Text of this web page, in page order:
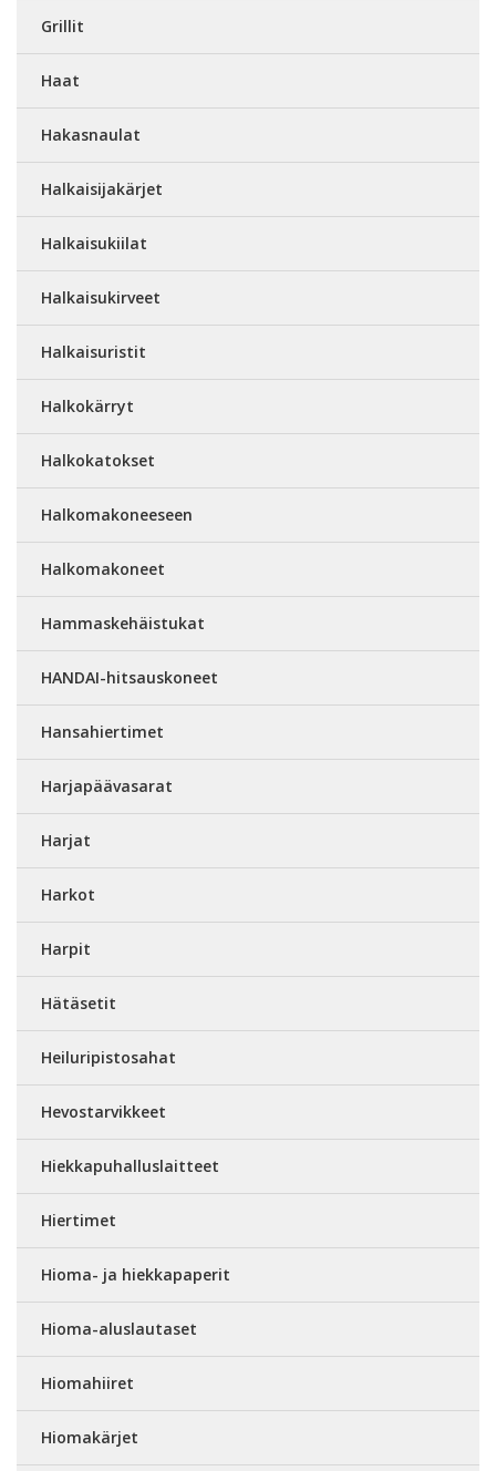
Grillit
Haat
Hakasnaulat
Halkaisijakärjet
Halkaisukiilat
Halkaisukirveet
Halkaisuristit
Halkokärryt
Halkokatokset
Halkomakoneeseen
Halkomakoneet
Hammaskehäistukat
HANDAI-hitsauskoneet
Hansahiertimet
Harjapäävasarat
Harjat
Harkot
Harpit
Hätäsetit
Heiluripistosahat
Hevostarvikkeet
Hiekkapuhalluslaitteet
Hiertimet
Hioma- ja hiekkapaperit
Hioma-aluslautaset
Hiomahiiret
Hiomakärjet